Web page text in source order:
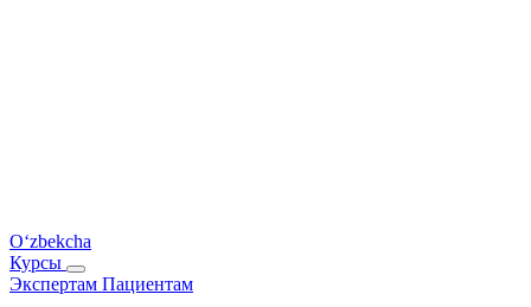
O‘zbekcha
Курсы
Экспертам Пациентам